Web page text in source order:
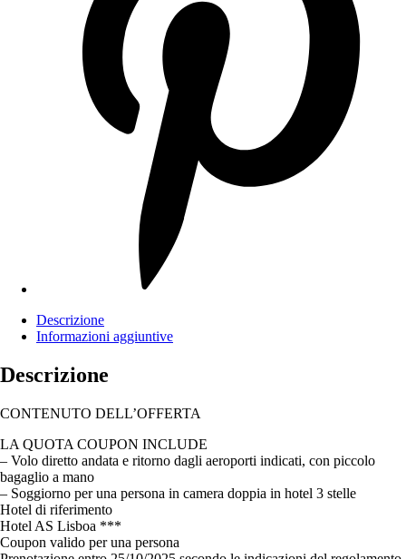
Descrizione
Informazioni aggiuntive
Descrizione
CONTENUTO DELL’OFFERTA
LA QUOTA COUPON INCLUDE
– Volo diretto andata e ritorno dagli aeroporti indicati, con piccolo
bagaglio a mano
– Soggiorno per una persona in camera doppia in hotel 3 stelle
Hotel di riferimento
Hotel AS Lisboa ***
Coupon valido per una persona